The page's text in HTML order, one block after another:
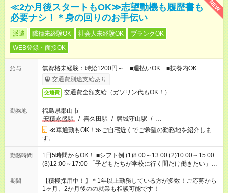
NEW
≪2か月後スタートもOK≫志望動機も履歴書も
必要ナシ！＊身の回りのお手伝い
派遣 職種未経験OK 社会人未経験OK
ブランクOK
WEB登録・面接OK
給与
無資格未経験：時給1200円～ ■週払いOK ■扶養内OK
交通費別途支給あり
交通費 交通費全額支給（ガソリン代もOK！）
勤務地
福島県郡山市
安積永盛駅
/ 喜久田駅 / 磐城守山駅 / …
≪車通勤もOK！≫ご自宅近くでご希望の勤務地を紹介しま
す。
勤務時間
1日5時間からOK！ ■シフト例 (1)8:00～13:00 (2)10:00～15:00
(3)12:00～17:00 「子どもたちが学校に行く間だけ働きたい」
「余裕を持って夕飯の準備がしたい」 「午前中は働いて、午後
はプライベートの時間にしたい」 など、ご希望を教えてくださ
いね。 ※Wワーク希望の方へ 今ご覧のお仕事で希望する勤務時
期間
【積極採用中！】＊1年以上勤務している方が多数！ご応募から
1ヶ月、2か月後のの就業も相談可能です！